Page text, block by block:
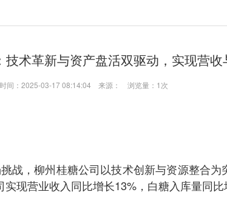
术革新与资产盘活双驱动，实现营
时间：2025-03-17 08:14:04 来源： 浏览量： 1次
战，柳州桂糖公司以技术创新与资源整合
现营业收入同比增长13%，白糖入库量同比